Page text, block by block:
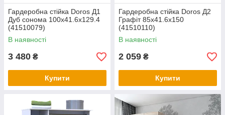
Гардеробна стійка Doros Д1
Дуб сонома 100х41.6х129.4
(41510079)
В наявності
3 480 ₴
Купити
Гардеробна стійка Doros Д2
Графіт 85х41.6х150
(41510110)
В наявності
2 059 ₴
Купити